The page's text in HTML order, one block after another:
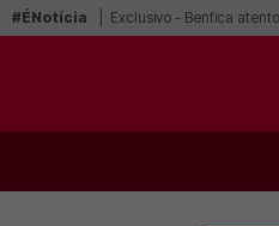
#ÉNotícia Exclusivo - Benfica